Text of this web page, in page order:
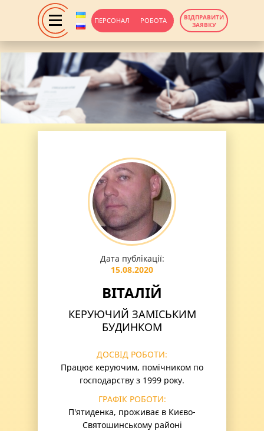
ПЕРСОНАЛ РОБОТА
ВІДПРАВИТИ
ЗАЯВКУ
Дата публікації:
15.08.2020
ВІТАЛІЙ
КЕРУЮЧИЙ ЗАМІСЬКИМ
БУДИНКОМ
ДОСВІД РОБОТИ:
Працює керуючим, помічником по
господарству з 1999 року.
ГРАФІК РОБОТИ:
П'ятиденка, проживає в Києво-
Святошинському районі